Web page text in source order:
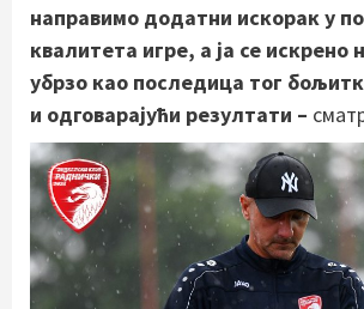
направимо додатни искорак у
квалитета игре, а ја се искрено
убрзо као последица тог
и одговарајући резултати –